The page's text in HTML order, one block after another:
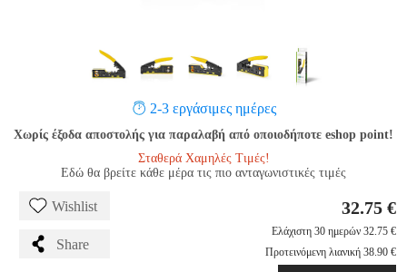
2-3 εργάσιμες ημέρες
Χωρίς έξοδα αποστολής για παραλαβή από οποιοδήποτε eshop point!
Σταθερά Χαμηλές Τιμές!
Εδώ θα βρείτε κάθε μέρα τις πιο ανταγωνιστικές τιμές
Wishlist
Share
32.75 €
Ελάχιστη 30 ημερών 32.75 €
Προτεινόμενη λιανική 38.90 €